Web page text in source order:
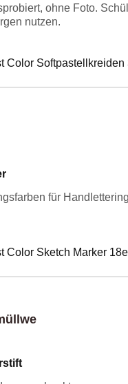
ohne Foto.
nutzen.
Color Softpastellkreiden
für
Color Sketch Marker